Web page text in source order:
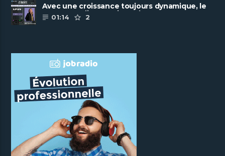
Avec une croissance toujours dynamique, le
groupe Scalian continue de ......
01:14 2